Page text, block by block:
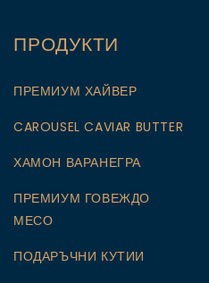
ПРОДУКТИ
ПРЕМИУМ ХАЙВЕР
CAROUSEL CAVIAR BUTTER
ХАМОН ВАРАНЕГРА
ПРЕМИУМ ГОВЕЖДО
МЕСО
ПОДАРЪЧНИ КУТИИ